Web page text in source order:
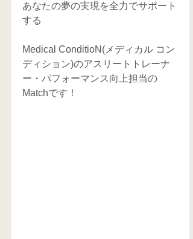
あなたの夢の実現を全力でサポート
する
Medical ConditioN(メディカル コン
ディション)のアスリートトレーナ
ー・パフォーマンス向上担当の
Matchです！